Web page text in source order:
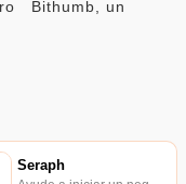
Bithumb, un
Seraph